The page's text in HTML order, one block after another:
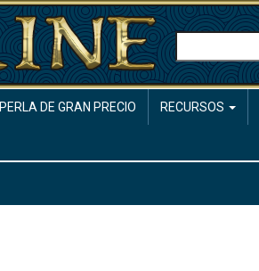
Buscar
PERLA DE GRAN PRECIO RECURSOS